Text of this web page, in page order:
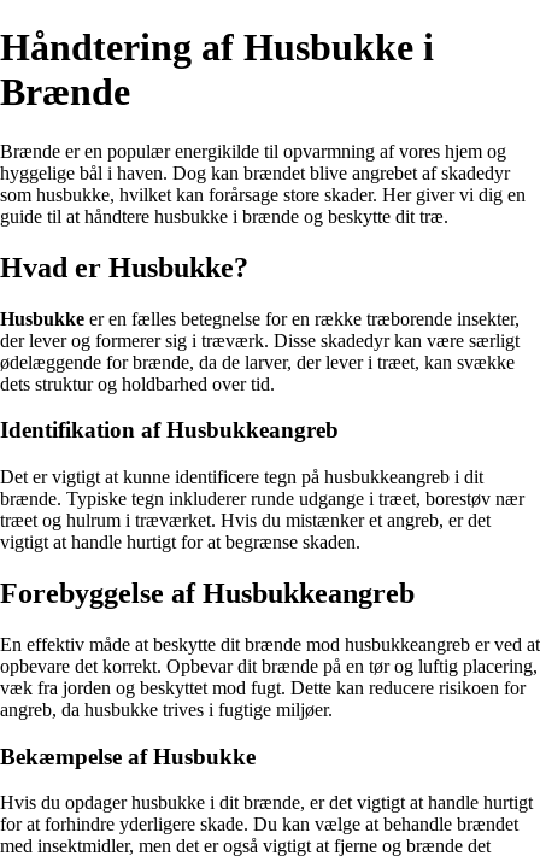
Håndtering af Husbukke i
Brænde
Brænde er en populær energikilde til opvarmning af vores hjem og
hyggelige bål i haven. Dog kan brændet blive angrebet af skadedyr
som husbukke, hvilket kan forårsage store skader. Her giver vi dig en
guide til at håndtere husbukke i brænde og beskytte dit træ.
Hvad er Husbukke?
Husbukke er en fælles betegnelse for en række træborende insekter,
der lever og formerer sig i træværk. Disse skadedyr kan være særligt
ødelæggende for brænde, da de larver, der lever i træet, kan svække
dets struktur og holdbarhed over tid.
Identifikation af Husbukkeangreb
Det er vigtigt at kunne identificere tegn på husbukkeangreb i dit
brænde. Typiske tegn inkluderer runde udgange i træet, borestøv nær
træet og hulrum i træværket. Hvis du mistænker et angreb, er det
vigtigt at handle hurtigt for at begrænse skaden.
Forebyggelse af Husbukkeangreb
En effektiv måde at beskytte dit brænde mod husbukkeangreb er ved at
opbevare det korrekt. Opbevar dit brænde på en tør og luftig placering,
væk fra jorden og beskyttet mod fugt. Dette kan reducere risikoen for
angreb, da husbukke trives i fugtige miljøer.
Bekæmpelse af Husbukke
Hvis du opdager husbukke i dit brænde, er det vigtigt at handle hurtigt
for at forhindre yderligere skade. Du kan vælge at behandle brændet
med insektmidler, men det er også vigtigt at fjerne og brænde det